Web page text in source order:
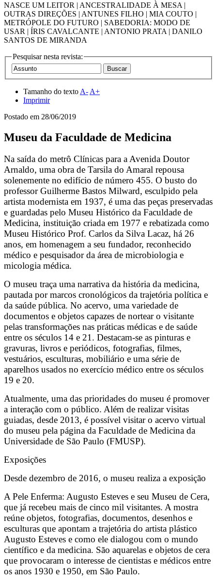
NASCE UM LEITOR | ANCESTRALIDADE À MESA |
OUTRAS DIREÇÕES | ANTUNES FILHO | MIA COUTO |
METRÓPOLE DO FUTURO | SABEDORIA: MODO DE
USAR | ÍRIS CAVALCANTE | ANTONIO PRATA | DANILO
SANTOS DE MIRANDA
Pesquisar nesta revista:
Tamanho do texto A- A+
Imprimir
Postado em 28/06/2019
Museu da Faculdade de Medicina
Na saída do metrô Clínicas para a Avenida Doutor
Arnaldo, uma obra de Tarsila do Amaral repousa
solenemente no edifício de número 455. O busto do
professor Guilherme Bastos Milward, esculpido pela
artista modernista em 1937, é uma das peças preservadas
e guardadas pelo Museu Histórico da Faculdade de
Medicina, instituição criada em 1977 e rebatizada como
Museu Histórico Prof. Carlos da Silva Lacaz, há 26
anos, em homenagem a seu fundador, reconhecido
médico e pesquisador da área de microbiologia e
micologia médica.
O museu traça uma narrativa da história da medicina,
pautada por marcos cronológicos da trajetória política e
da saúde pública. No acervo, uma variedade de
documentos e objetos capazes de nortear o visitante
pelas transformações nas práticas médicas e de saúde
entre os séculos 14 e 21. Destacam-se as pinturas e
gravuras, livros e periódicos, fotografias, filmes,
vestuários, esculturas, mobiliário e uma série de
aparelhos usados no exercício médico entre os séculos
19 e 20.
Atualmente, uma das prioridades do museu é promover
a interação com o público. Além de realizar visitas
guiadas, desde 2013, é possível visitar o acervo virtual
do museu pela página da Faculdade de Medicina da
Universidade de São Paulo (FMUSP).
Exposições
Desde dezembro de 2016, o museu realiza a exposição
A Pele Enferma: Augusto Esteves e seu Museu de Cera,
que já recebeu mais de cinco mil visitantes. A mostra
reúne objetos, fotografias, documentos, desenhos e
esculturas que apontam a trajetória do artista plástico
Augusto Esteves e como ele dialogou com o mundo
científico e da medicina. São aquarelas e objetos de cera
que provocaram o interesse de cientistas e médicos entre
os anos 1930 e 1950, em São Paulo.